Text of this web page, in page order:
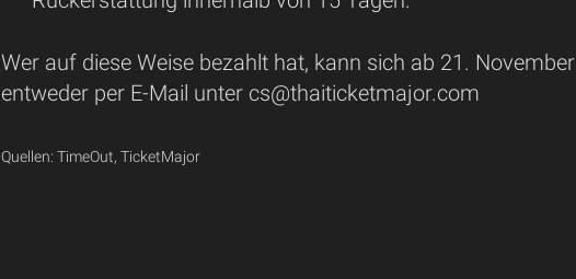
Wer auf diese Weise bezahlt hat, kann sich ab 21. November
entweder per E-Mail unter cs@thaiticketmajor.com
Quellen: TimeOut, TicketMajor